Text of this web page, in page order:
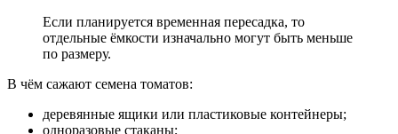
Если планируется временная пересадка, то
отдельные ёмкости изначально могут быть меньше
по размеру.
В чём сажают семена томатов:
деревянные ящики или пластиковые контейнеры;
одноразовые стаканы;